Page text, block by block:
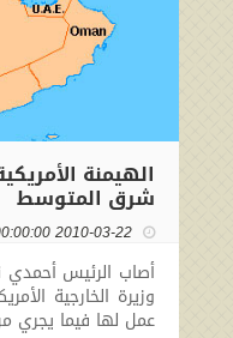
الهيمنة
شرق المتوسط
2010-03-22 00:00:00
أصاب الرئيس
وزيرة الخارجية
عمل لها فيما يجري